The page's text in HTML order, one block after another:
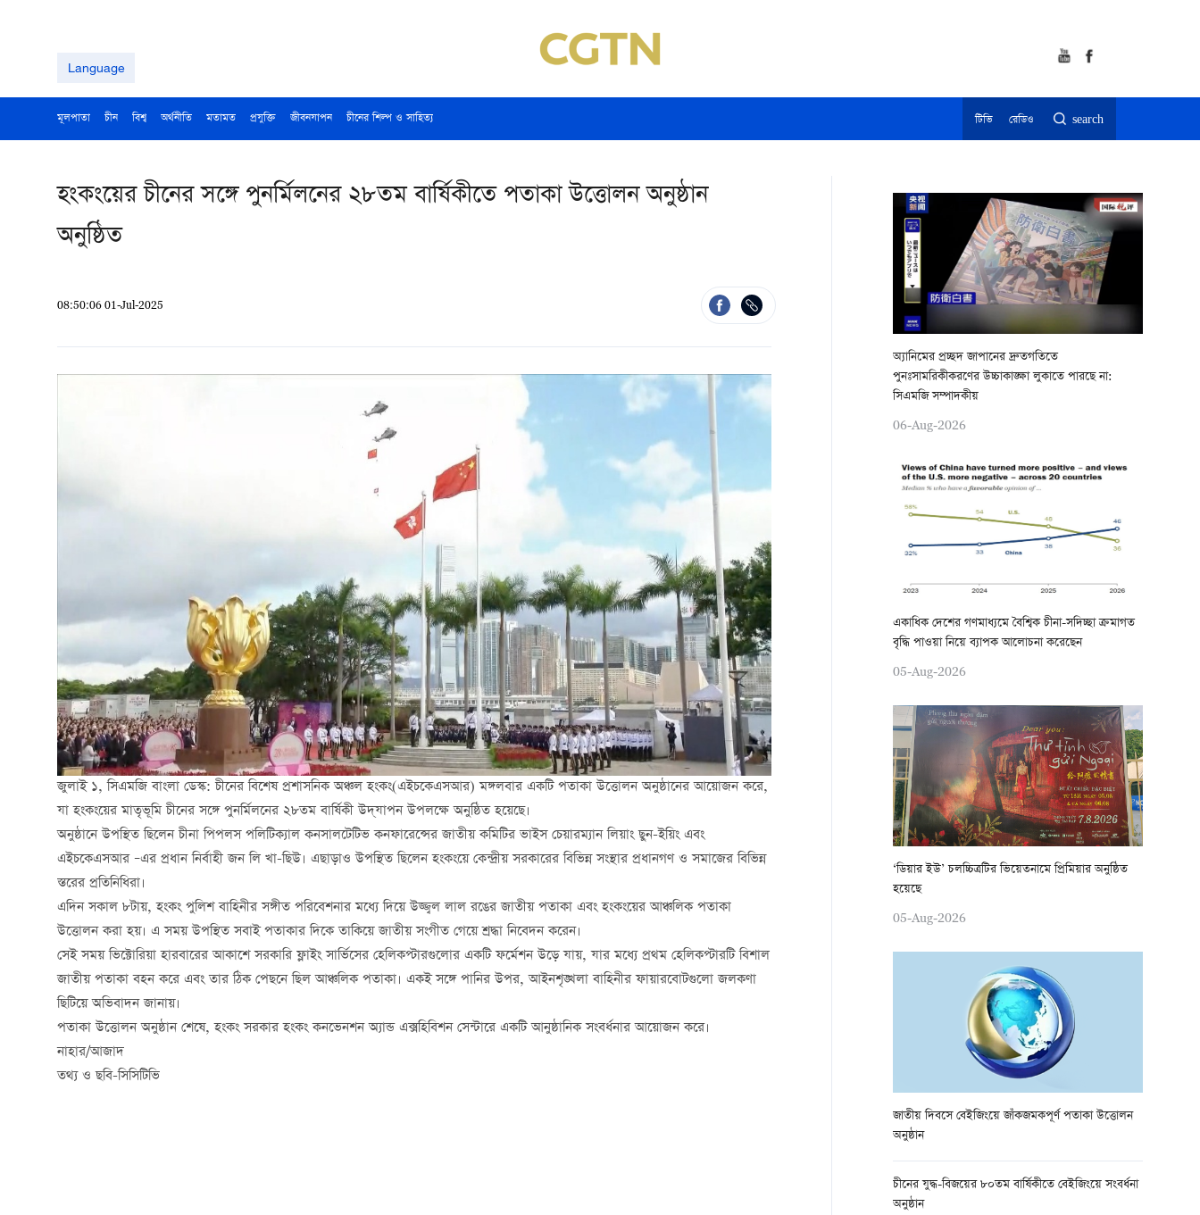
Language
মূলপাতা চীন বিশ্ব অর্থনীতি মতামত প্রযুক্তি জীবনযাপন চীনের শিল্প ও সাহিত্য টিভি রেডিও search
হংকংয়ের চীনের সঙ্গে পুনর্মিলনের ২৮তম বার্ষিকীতে পতাকা উত্তোলন অনুষ্ঠান
অনুষ্ঠিত
08:50:06 01-Jul-2025
জুলাই ১,সিএমজি বাংলা ডেস্ক:চীনের বিশেষ প্রশাসনিক অঞ্চল হংকং(এইচকেএসআর) মঙ্গলবার একটি পতাকা উত্তোলন অনুষ্ঠানের আয়োজন করে,
যা হংকংয়ের মাতৃভূমি চীনের সঙ্গে পুনর্মিলনের ২৮তম বার্ষিকী উদ্‌যাপন উপলক্ষে অনুষ্ঠিত হয়েছে।
অনুষ্ঠানে উপস্থিত ছিলেন চীনা পিপলস পলিটিক্যাল কনসালটেটিভ কনফারেন্সের জাতীয় কমিটির ভাইস চেয়ারম্যান লিয়াং ছুন-ইয়িং এবং
এইচকেএসআর –এর প্রধান নির্বাহী জন লি খা-ছিউ। এছাড়াও উপস্থিত ছিলেন হংকংয়ে কেন্দ্রীয় সরকারের বিভিন্ন সংস্থার প্রধানগণ ও সমাজের বিভিন্ন
স্তরের প্রতিনিধিরা।
এদিন সকাল ৮টায়, হংকং পুলিশ বাহিনীর সঙ্গীত পরিবেশনার মধ্যে দিয়ে উজ্জ্বল লাল রঙের জাতীয় পতাকা এবং হংকংয়ের আঞ্চলিক পতাকা
উত্তোলন করা হয়। এ সময় উপস্থিত সবাই পতাকার দিকে তাকিয়ে জাতীয় সংগীত গেয়ে শ্রদ্ধা নিবেদন করেন।
সেই সময় ভিক্টোরিয়া হারবারের আকাশে সরকারি ফ্লাইং সার্ভিসের হেলিকপ্টারগুলোর একটি ফর্মেশন উড়ে যায়, যার মধ্যে প্রথম হেলিকপ্টারটি বিশাল
জাতীয় পতাকা বহন করে এবং তার ঠিক পেছনে ছিল আঞ্চলিক পতাকা। একই সঙ্গে পানির উপর, আইনশৃঙ্খলা বাহিনীর ফায়ারবোটগুলো জলকণা
ছিটিয়ে অভিবাদন জানায়।
পতাকা উত্তোলন অনুষ্ঠান শেষে, হংকং সরকার হংকং কনভেনশন অ্যান্ড এক্সহিবিশন সেন্টারে একটি আনুষ্ঠানিক সংবর্ধনার আয়োজন করে।
নাহার/আজাদ
তথ্য ও ছবি-সিসিটিভি
অ্যানিমের প্রচ্ছদ জাপানের দ্রুতগতিতে
পুনঃসামরিকীকরণের উচ্চাকাঙ্ক্ষা লুকাতে পারছে না:
সিএমজি সম্পাদকীয়
06-Aug-2026
একাধিক দেশের গণমাধ্যমে বৈশ্বিক চীনা-সদিচ্ছা ক্রমাগত
বৃদ্ধি পাওয়া নিয়ে ব্যাপক আলোচনা করেছেন
05-Aug-2026
‘ডিয়ার ইউ’ চলচ্চিত্রটির ভিয়েতনামে প্রিমিয়ার অনুষ্ঠিত
হয়েছে
05-Aug-2026
জাতীয় দিবসে বেইজিংয়ে জাঁকজমকপূর্ণ পতাকা উত্তোলন
অনুষ্ঠান
চীনের যুদ্ধ-বিজয়ের ৮০তম বার্ষিকীতে বেইজিংয়ে সংবর্ধনা
অনুষ্ঠান